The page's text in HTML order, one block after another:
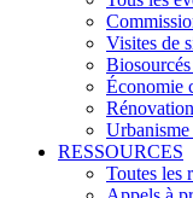
Visites de
Économie
Rénovation
RESSOURCES
Toutes les